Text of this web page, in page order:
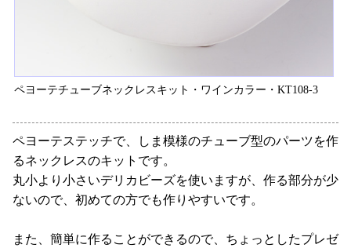
ペヨーテチューブネックレスキット・ワインカラー・KT108-3
ペヨーテステッチで、しま模様のチューブ型のパーツを作
るネックレスのキットです。
丸小より小さいデリカビーズを使いますが、作る部分が少
ないので、初めての方でも作りやすいです。
また、簡単に作ることができるので、ちょっとしたプレゼ